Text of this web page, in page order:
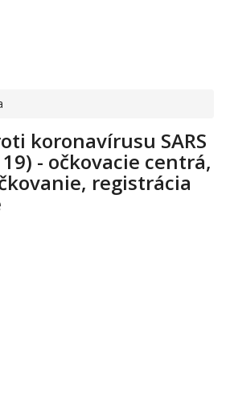
2 (COVID 19) - očkovacie centrá,
registrácia na očkovanie
koronavírusu SARS
19) - očkovacie centrá,
registrácia